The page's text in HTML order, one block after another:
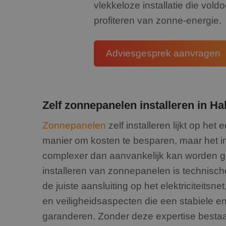
vlekkeloze installatie die
profiteren van zonne-energie.
Adviesgesprek aanvragen
Zelf zonnepanelen installeren in
Zonnepanelen zelf installeren lijkt op het
manier om kosten te besparen, maar het
complexer dan aanvankelijk kan worden
installeren van zonnepanelen is
de juiste aansluiting op het
en veiligheidsaspecten die een stabiele
garanderen. Zonder deze expertise
_GRECAPTCHA
Naam
Aanbieder
Domein
_gcl_au
Google
IDE
Google
fp_user_id